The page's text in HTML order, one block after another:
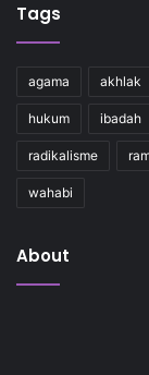
Tags
agama akhlak
hukum ibadah
radikalisme
wahabi
About